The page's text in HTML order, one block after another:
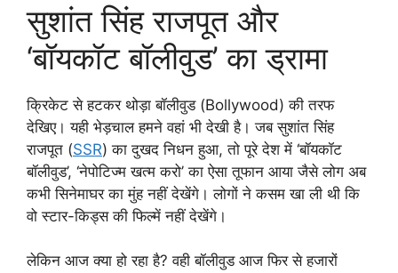
सुशांत सिंह राजपूत और
‘बॉयकॉट बॉलीवुड’ का ड्रामा
क्रिकेट से हटकर थोड़ा बॉलीवुड (Bollywood) की तरफ
देखिए। यही भेड़चाल हमने वहां भी देखी है। जब सुशांत सिंह
राजपूत (SSR) का दुखद निधन हुआ, तो पूरे देश में ‘बॉयकॉट
बॉलीवुड’, ‘नेपोटिज्म खत्म करो’ का ऐसा तूफान आया जैसे लोग अब
कभी सिनेमाघर का मुंह नहीं देखेंगे। लोगों ने कसम खा ली थी कि
वो स्टार-किड्स की फिल्में नहीं देखेंगे।
लेकिन आज क्या हो रहा है? वही बॉलीवुड आज फिर से हजारों